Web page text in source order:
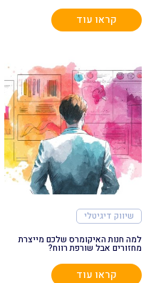
קראו עוד
שיווק דיגיטלי
למה חנות האיקומרס שלכם מייצרת
מחזורים אבל שורפת רווח?
קראו עוד